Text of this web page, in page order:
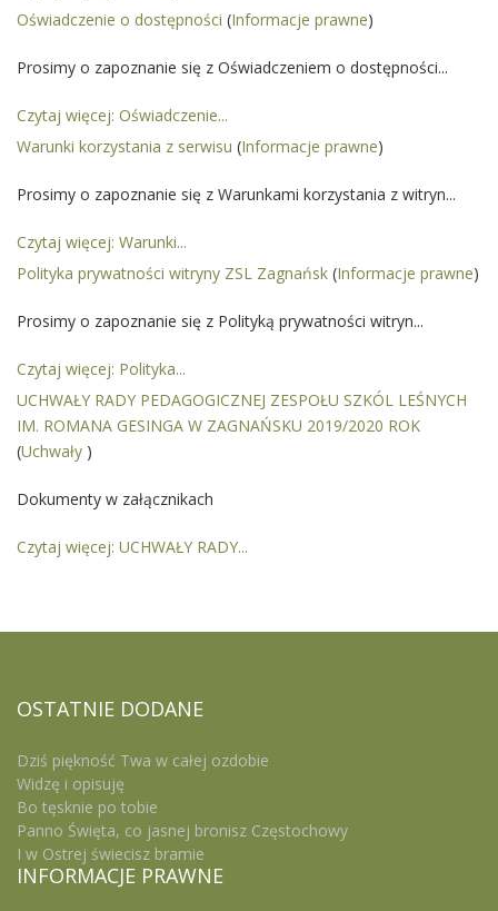
Oświadczenie o dostępności (Informacje prawne)
Prosimy o zapoznanie się z Oświadczeniem o dostępności...
Czytaj więcej: Oświadczenie...
Warunki korzystania z serwisu (Informacje prawne)
Prosimy o zapoznanie się z Warunkami korzystania z witryn...
Czytaj więcej: Warunki...
Polityka prywatności witryny ZSL Zagnańsk (Informacje prawne)
Prosimy o zapoznanie się z Polityką prywatności witryn...
Czytaj więcej: Polityka...
UCHWAŁY RADY PEDAGOGICZNEJ ZESPOŁU SZKÓL LEŚNYCH
IM. ROMANA GESINGA W ZAGNAŃSKU 2019/2020 ROK
(Uchwały )
Dokumenty w załącznikach
Czytaj więcej: UCHWAŁY RADY...
OSTATNIE DODANE
Dziś piękność Twa w całej ozdobie
Widzę i opisuję
Bo tęsknie po tobie
Panno Święta, co jasnej bronisz Częstochowy
I w Ostrej świecisz bramie
INFORMACJE PRAWNE